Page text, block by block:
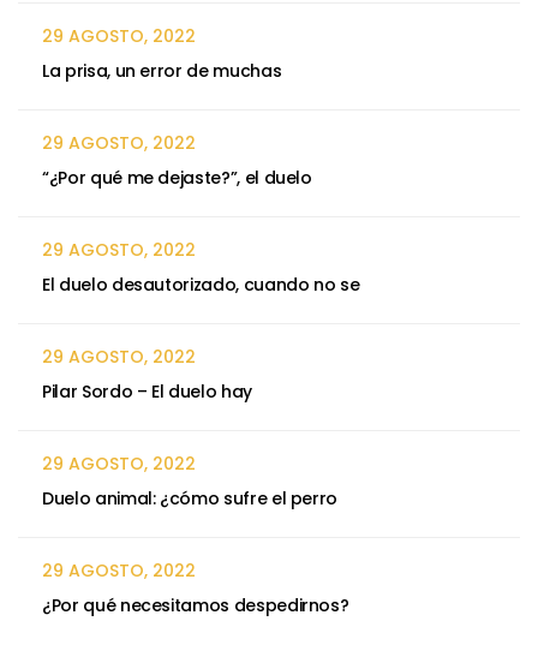
29 AGOSTO, 2022
La prisa, un error de muchas
29 AGOSTO, 2022
“¿Por qué me dejaste?”, el duelo
29 AGOSTO, 2022
El duelo desautorizado, cuando no se
29 AGOSTO, 2022
Pilar Sordo – El duelo hay
29 AGOSTO, 2022
Duelo animal: ¿cómo sufre el perro
29 AGOSTO, 2022
¿Por qué necesitamos despedirnos?